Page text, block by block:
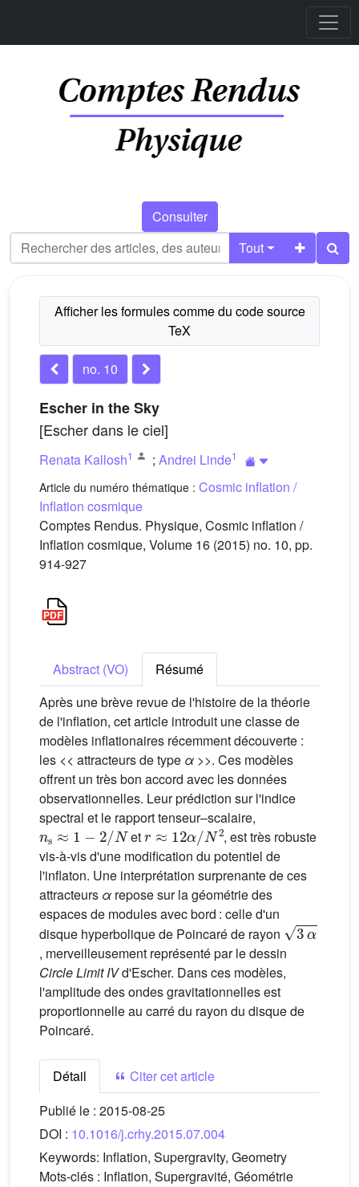
Consulter
Tout
no. 10
Escher in the Sky
[Escher dans le ciel]
Renata Kallosh1 ; Andrei Linde1
Article du numéro thématique : Cosmic inflation /
Inflation cosmique
Comptes Rendus. Physique, Cosmic inflation /
Inflation cosmique, Volume 16 (2015) no. 10, pp.
914-927
Abstract (VO)
Résumé
Après une brève revue de l'histoire de la théorie
de l'inflation, cet article introduit une classe de
modèles inflationaires récemment découverte :
les << attracteurs de type α >>. Ces modèles
offrent un très bon accord avec les données
observationnelles. Leur prédiction sur l'indice
spectral et le rapport tenseur–scalaire,
ns≈1−2/N
et
r≈12α/N2
, est très robuste
vis-à-vis d'une modification du potentiel de
l'inflaton. Une interprétation surprenante de ces
attracteurs α repose sur la géométrie des
espaces de modules avec bord : celle d'un
disque hyperbolique de Poincaré de rayon
α
, merveilleusement représenté par le dessin
Circle Limit IVd'Escher. Dans ces modèles,
l'amplitude des ondes gravitationnelles est
proportionnelle au carré du rayon du disque de
Poincaré.
Détail
Citer cet article
Publié le : 2015-08-25
DOI : 10.1016/j.crhy.2015.07.004
Keywords: Inflation, Supergravity, Geometry
Mots-clés : Inflation, Supergravité, Géométrie